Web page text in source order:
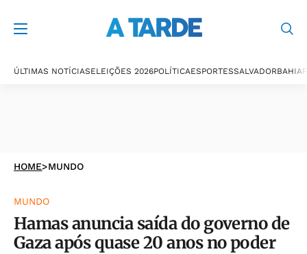
ÚLTIMAS NOTÍCIASELEIÇÕES 2026POLÍTICAESPORTESSALVADORBAHIA
HOME>MUNDO
MUNDO
Hamas anuncia saída do governo de
Gaza após quase 20 anos no poder